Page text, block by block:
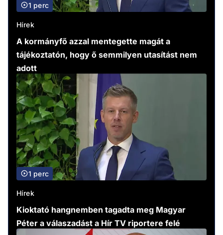
1 perc
Hírek
A kormányfő azzal mentegette magát a
tájékoztatón, hogy ő semmilyen utasítást nem
adott
1 perc
Hírek
Kioktató hangnemben tagadta meg Magyar
Péter a válaszadást a Hír TV riportere felé